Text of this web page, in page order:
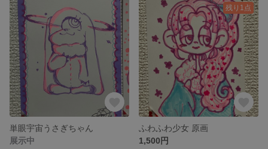
単眼宇宙うさぎちゃん
展示中
残り1点
ふわふわ少女 原画
1,500円